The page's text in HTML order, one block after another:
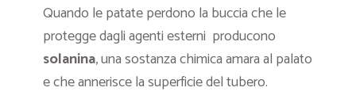
Quando le patate perdono la buccia che le
protegge dagli agenti esterni producono
solanina, una sostanza chimica amara al palato
e che annerisce la superficie del tubero.